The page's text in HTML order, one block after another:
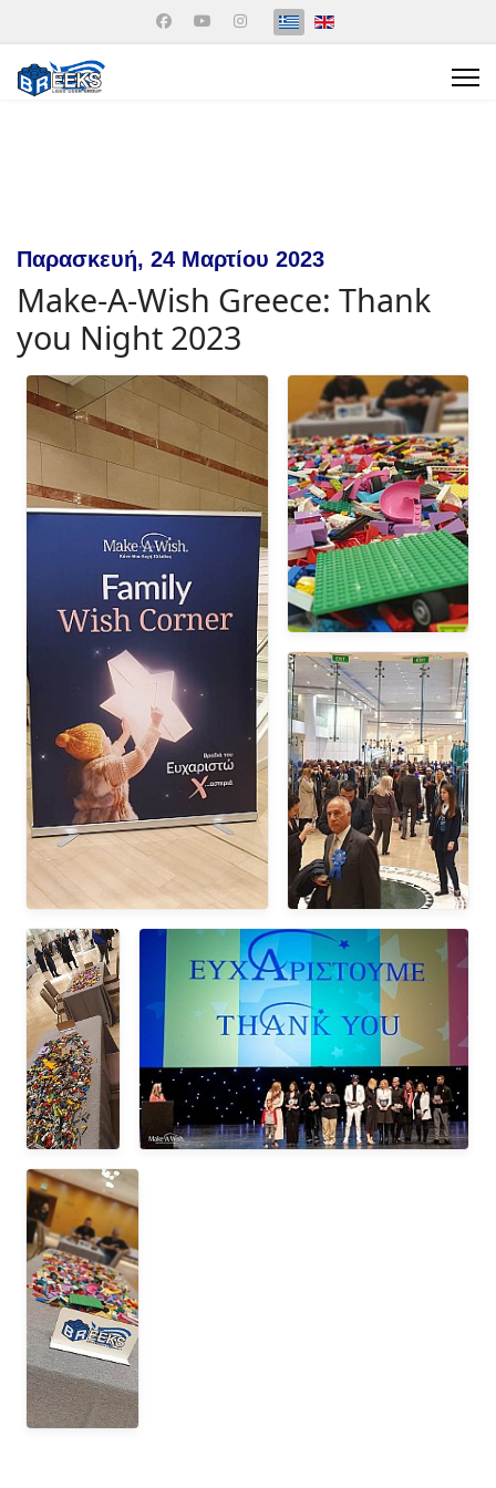
Επιλέξτε τη γλώσσα σας
Παρασκευή, 24 Μαρτίου 2023
Make-A-Wish Greece: Thank
you Night 2023